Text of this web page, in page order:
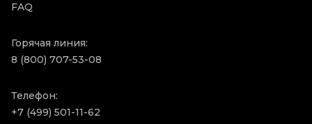
FAQ
Горячая линия:
8 (800) 707-53-08
Телефон:
+7 (499) 501-11-62